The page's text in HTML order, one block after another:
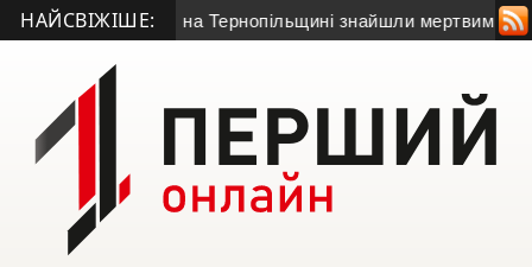
НАЙСВІЖІШЕ:
на зв’язок: на Тернопільщині знайшли мертвим 58-